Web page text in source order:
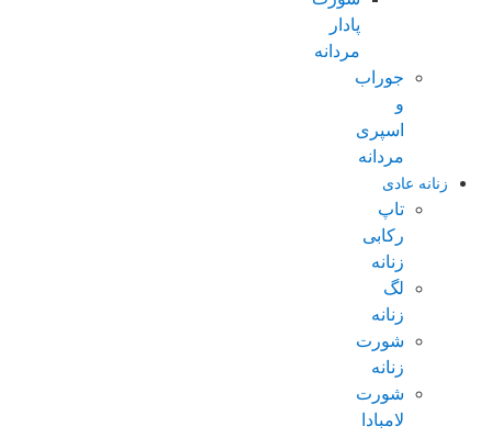
پادار
مردانه
جوراب
و
اسپری
مردانه
زنانه عادی
تاپ
رکابی
زنانه
لگ
زنانه
شورت
زنانه
شورت
لامبادا